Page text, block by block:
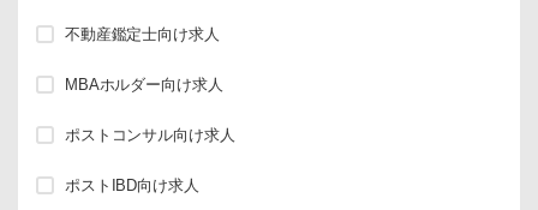
不動産鑑定士向け求人
MBAホルダー向け求人
ポストコンサル向け求人
ポストIBD向け求人